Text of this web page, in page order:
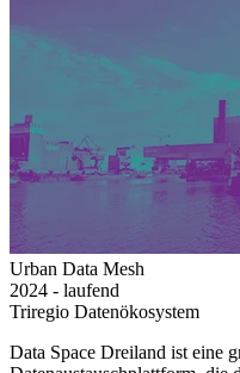
Urban Data Mesh
2024 - laufend
Triregio Datenökosystem
Data Space Dreiland ist eine